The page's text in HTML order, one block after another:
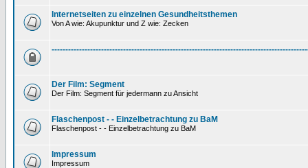
Internetseiten zu einzelnen Gesundheitsthemen
Von A wie: Akupunktur und Z wie: Zecken
Der Film: Segment
Der Film: Segment für jedermann zu Ansicht
Flaschenpost - - Einzelbetrachtung zu BaM
Flaschenpost - - Einzelbetrachtung zu BaM
Impressum
Impressum